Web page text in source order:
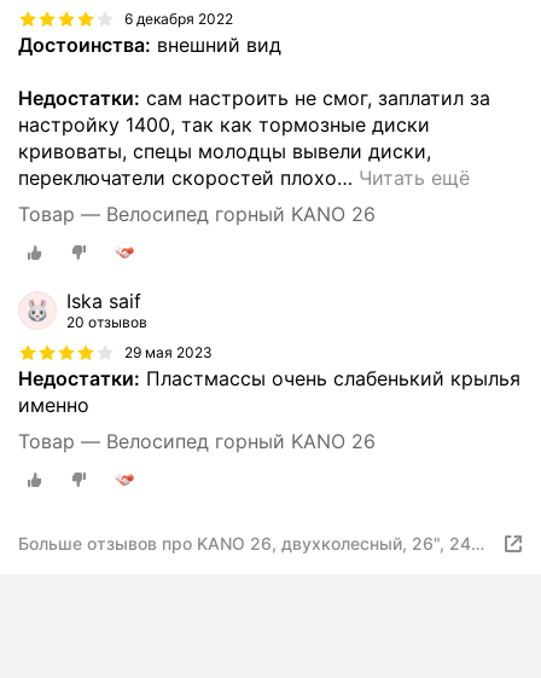
6 декабря 2022
Достоинства: внешний вид
Недостатки: сам настроить не смог, заплатил за
настройку 1400, так как тормозные диски
кривоваты, спецы молодцы вывели диски,
переключатели скоростей плохо… Читать ещё
Товар — Велосипед горный KANO 26
Iska saif
20 отзывов
29 мая 2023
Недостатки: Пластмассы очень слабенький крылья
именно
Товар — Велосипед горный KANO 26
Больше отзывов про KANO 26, двухколесный, 26", 24